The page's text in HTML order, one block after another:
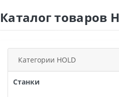
Каталог товаров
Категории HOLD
Станки